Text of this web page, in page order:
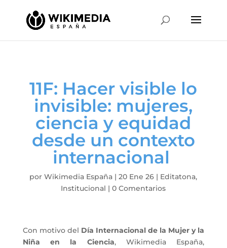
11F: Hacer visible lo
invisible: mujeres,
ciencia y equidad
desde un contexto
internacional
porWikimedia España |20 Ene 26 | Editatona,
Institucional |0 Comentarios
Con motivo del Día Internacional de la Mujer y la
Niña en la Ciencia, Wikimedia España,